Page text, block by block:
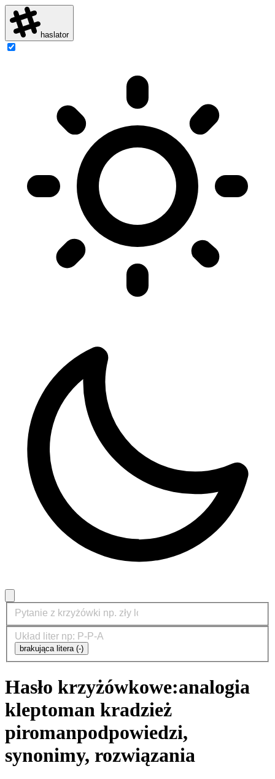
haslator
brakująca litera (-)
Hasło krzyżówkowe:analogia
kleptoman kradzież
piromanpodpowiedzi,
synonimy, rozwiązania